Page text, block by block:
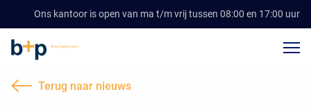
Ons kantoor is open van ma t/m vrij tussen 08:00 en 17:00 uur
Terug naar nieuws